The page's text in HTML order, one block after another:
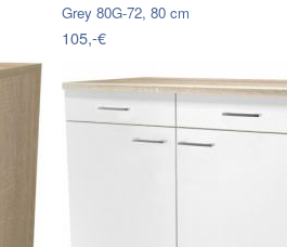
Grey 80G-72, 80 cm
105,-€